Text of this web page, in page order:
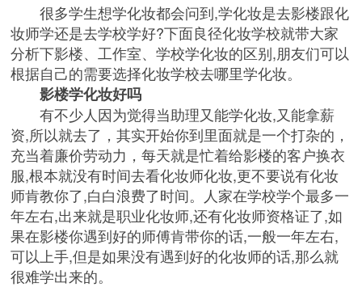
很多学生想学化妆都会问到,学化妆是去影楼跟化
妆师学还是去学校学好?下面良径化妆学校就带大家
分析下影楼、工作室、学校学化妆的区别,朋友们可以
根据自己的需要选择化妆学校去哪里学化妆。
影楼学化妆好吗
有不少人因为觉得当助理又能学化妆,又能拿薪
资,所以就去了，其实开始你到里面就是一个打杂的，
充当着廉价劳动力，每天就是忙着给影楼的客户换衣
服,根本就没有时间去看化妆师化妆,更不要说有化妆
师肯教你了,白白浪费了时间。人家在学校学个最多一
年左右,出来就是职业化妆师,还有化妆师资格证了,如
果在影楼你遇到好的师傅肯带你的话,一般一年左右,
可以上手,但是如果没有遇到好的化妆师的话,那么就
很难学出来的。